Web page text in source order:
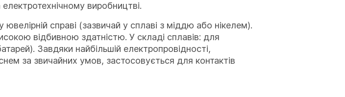
виробництві.
справі (зазвичай у сплаві з міддю або нікелем).
відбивною здатністю. У складі сплавів: для
Завдяки найбільшій електропровідності,
за звичайних умов, застосовується для контактів